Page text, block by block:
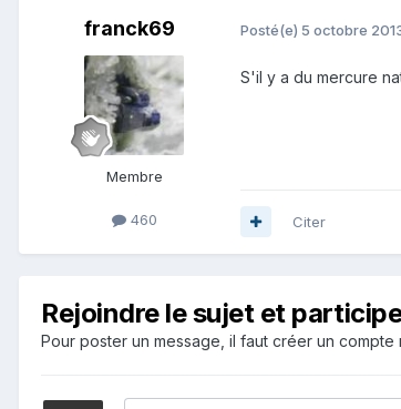
franck69
Membre
460
Posté(e) 5 octobre
S'il y a du mercure
Citer
Rejoindre le sujet et
Pour poster un message, il faut créer un compte